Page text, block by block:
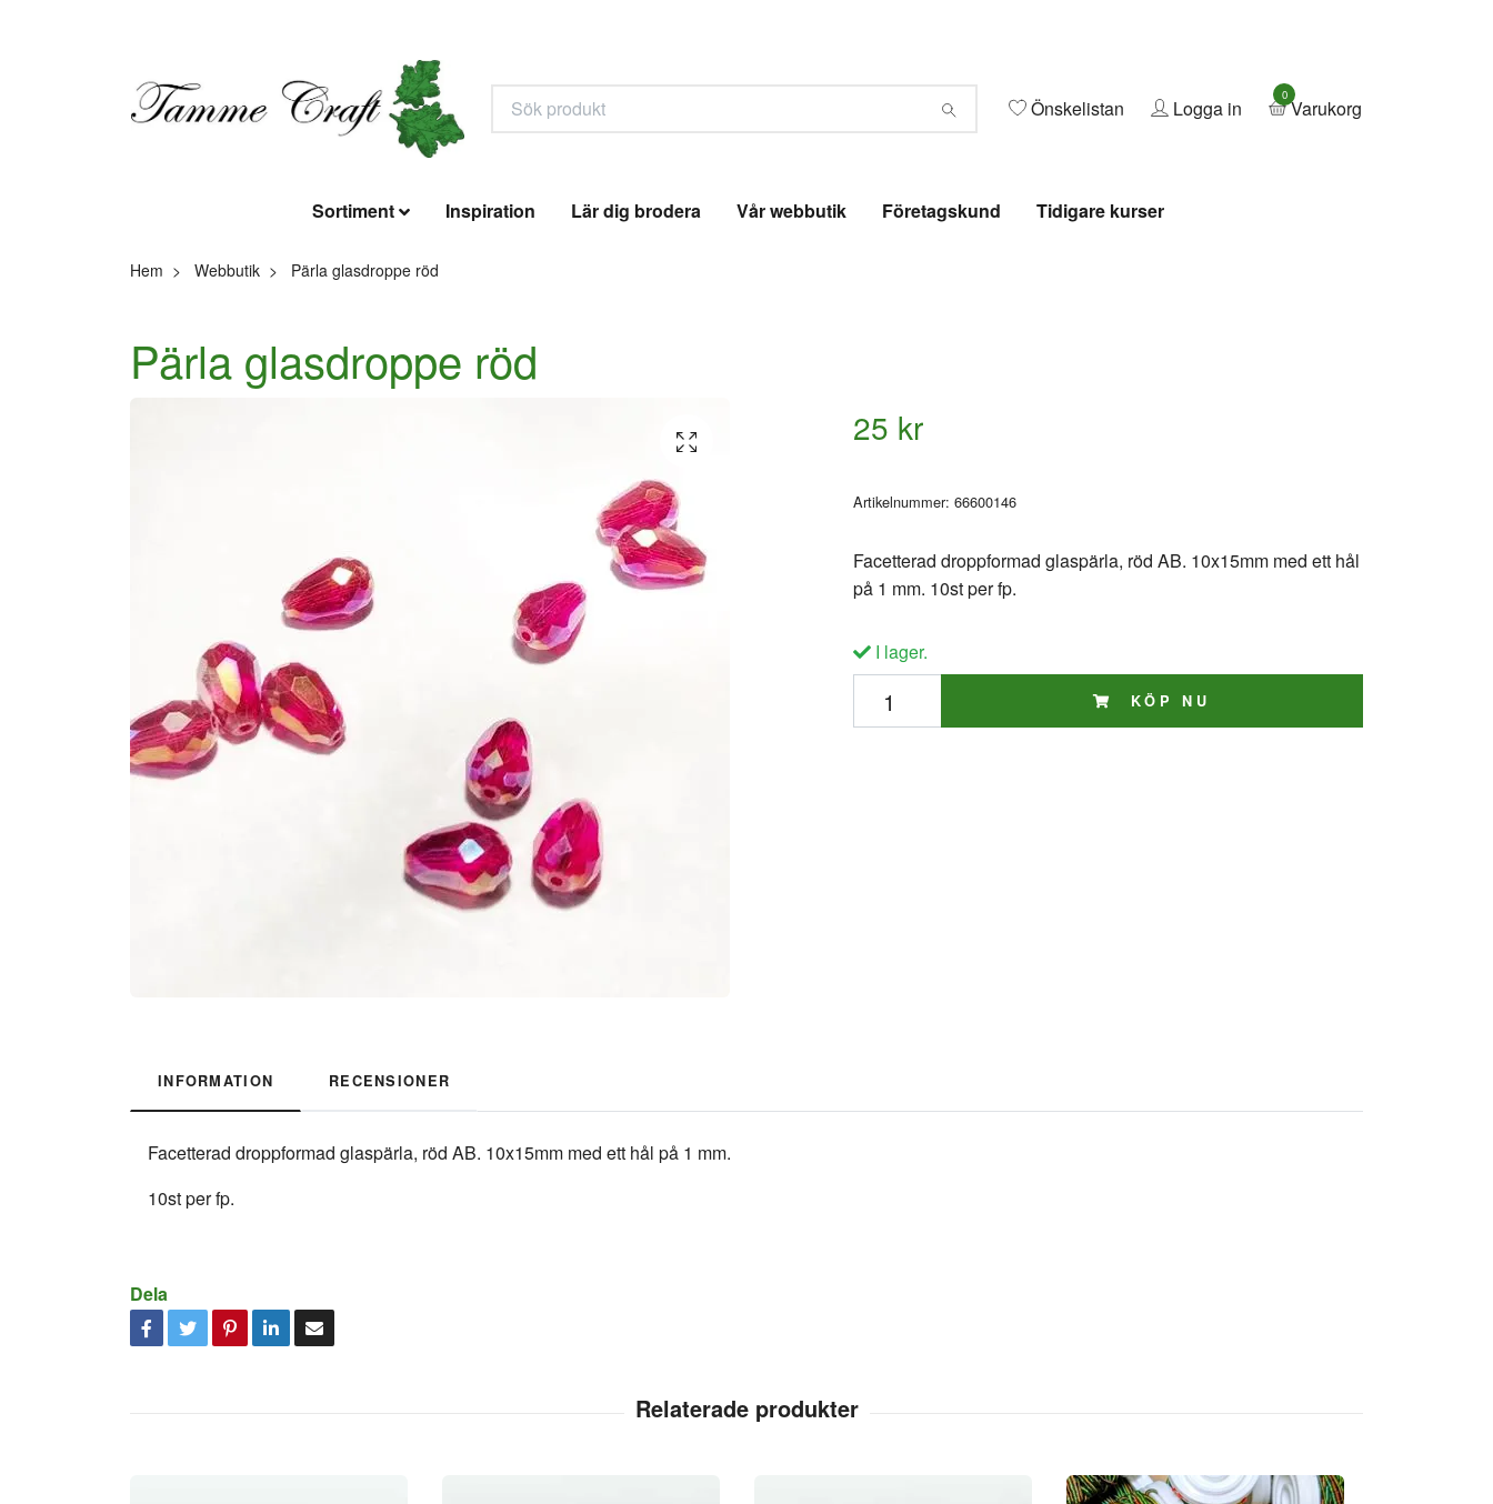
Önskelistan Logga in
0
Varukorg
Sortiment Inspiration Lär dig brodera Vår webbutik Företagskund Tidigare kurser
Hem Webbutik Pärla glasdroppe röd
Pärla glasdroppe röd
25 kr
Artikelnummer: 66600146
Facetterad droppformad glaspärla, röd AB. 10x15mm med ett hål
på 1 mm. 10st per fp.
I lager.
KÖP NU
INFORMATION RECENSIONER
Facetterad droppformad glaspärla, röd AB. 10x15mm med ett hål på 1 mm.
10st per fp.
Dela